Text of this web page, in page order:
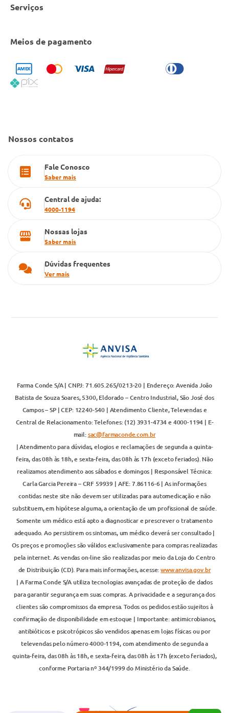
Cobre Oferta
Código de Conduta
Política de Privacidade
Política de Reembolso
Serviços
Bulário Anvisa
Condeclin
Convênio Conlife
Cartão Grupo Conde
Meios de pagamento
Nossos contatos
Fale Conosco
Saber mais
Central de ajuda:
4000-1194
Nossas lojas
Saber mais
Dúvidas frequentes
Ver mais
Farma Conde S/A | CNPJ: 71.605.265/0213-20 | Endereço: Avenida João
Batista de Souza Soares, 5300, Eldorado – Centro Industrial, São José dos
Campos – SP | CEP: 12240-540 | Atendimento Cliente, Televendas e
Central de Relacionamento: Telefones: (12) 3931-4734 e 4000-1194 | E-
mail:sac@farmaconde.com.br
| Atendimento para dúvidas, elogios e reclamações de segunda a quinta-
feira, das 08h às 18h, e sexta-feira, das 08h às 17h (exceto feriados). Não
realizamos atendimento aos sábados e domingos | Responsável Técnica:
Carla Garcia Pereira – CRF 59939 | AFE: 7.86116-6 | As informações
contidas neste site não devem ser utilizadas para automedicação e não
substituem, em hipótese alguma, a orientação de um profissional de saúde.
Somente um médico está apto a diagnosticar e prescrever o tratamento
adequado. Ao persistirem os sintomas, um médico deverá ser consultado |
Os preços e promoções são válidos exclusivamente para compras realizadas
pela internet. As vendas on-line são realizadas por meio da Loja do Centro
de Distribuição (CD). Para mais informações, acesse:www.anvisa.gov.br
| A Farma Conde S/A utiliza tecnologias avançadas de proteção de dados
para garantir segurança em suas compras. A privacidade e a segurança dos
clientes são compromissos da empresa. Todos os pedidos estão sujeitos à
confirmação de disponibilidade em estoque | Importante: antimicrobianos,
antibióticos e psicotrópicos são vendidos apenas em lojas físicas ou por
televendas pelo número 4000-1194, com atendimento de segunda a
quinta-feira, das 08h às 18h, e sexta-feira, das 08h às 17h (exceto feriados),
conforme Portaria nº 344/1999 do Ministério da Saúde.